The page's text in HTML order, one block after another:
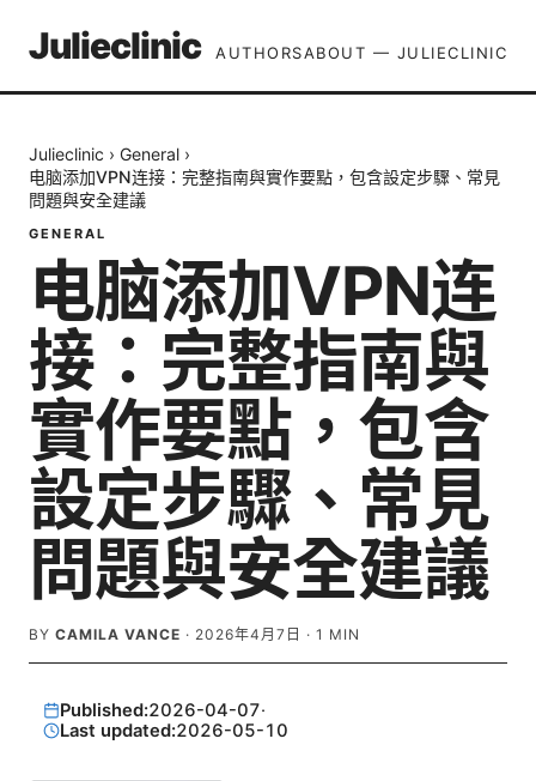
Julieclinic AUTHORSABOUT — JULIECLINIC
Julieclinic › General ›
电脑添加VPN连接：完整指南與實作要點，包含設定步驟、常見
問題與安全建議
GENERAL
电脑添加VPN连
接：完整指南與
實作要點，包含
設定步驟、常見
問題與安全建議
BY CAMILA VANCE · 2026年4月7日 · 1 MIN
Published:2026-04-07·
Last updated:2026-05-10